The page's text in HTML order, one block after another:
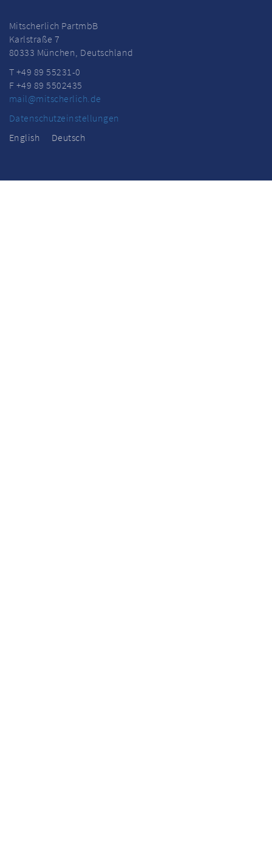
Mitscherlich PartmbB
Karlstraße 7
80333 München, Deutschland
T +49 89 55231-0
F +49 89 5502435
mail@mitscherlich.de
Datenschutzeinstellungen
English
Deutsch